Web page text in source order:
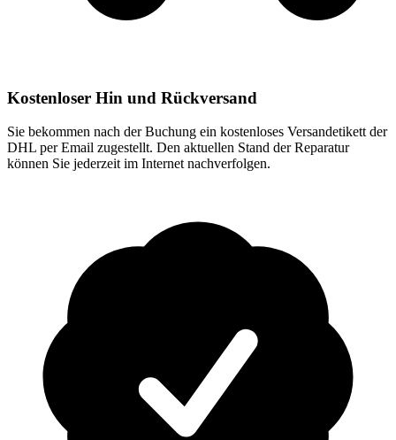
Kostenloser Hin und Rückversand
Sie bekommen nach der Buchung ein kostenloses Versandetikett der
DHL per Email zugestellt. Den aktuellen Stand der Reparatur
können Sie jederzeit im Internet nachverfolgen.